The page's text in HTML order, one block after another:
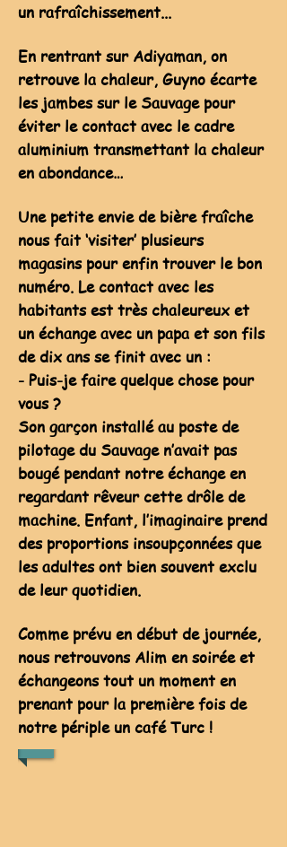
un rafraîchissement...
En rentrant sur Adiyaman, on
retrouve la chaleur, Guyno écarte
les jambes sur le Sauvage pour
éviter le contact avec le cadre
aluminium transmettant la chaleur
en abondance…
Une petite envie de bière fraîche
nous fait ‘visiter’ plusieurs
magasins pour enfin trouver le bon
numéro. Le contact avec les
habitants est très chaleureux et
un échange avec un papa et son fils
de dix ans se finit avec un :
- Puis-je faire quelque chose pour
vous ?
Son garçon installé au poste de
pilotage du Sauvage n’avait pas
bougé pendant notre échange en
regardant rêveur cette drôle de
machine. Enfant, l’imaginaire prend
des proportions insoupçonnées que
les adultes ont bien souvent exclu
de leur quotidien.
Comme prévu en début de journée,
nous retrouvons Alim en soirée et
échangeons tout un moment en
prenant pour la première fois de
notre périple un café Turc !